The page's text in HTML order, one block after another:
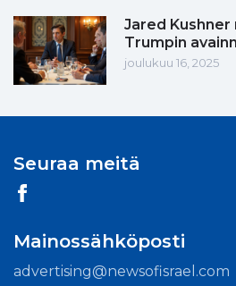
Jared Kushner
Trumpin
joulukuu 16, 2025
Seuraa meitä
Mainossähköposti
advertising@newsofisrael.com